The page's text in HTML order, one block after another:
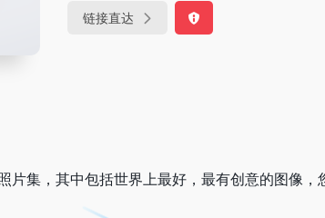
链接直达
片集，其中包括世界上最好，最有创意的图像